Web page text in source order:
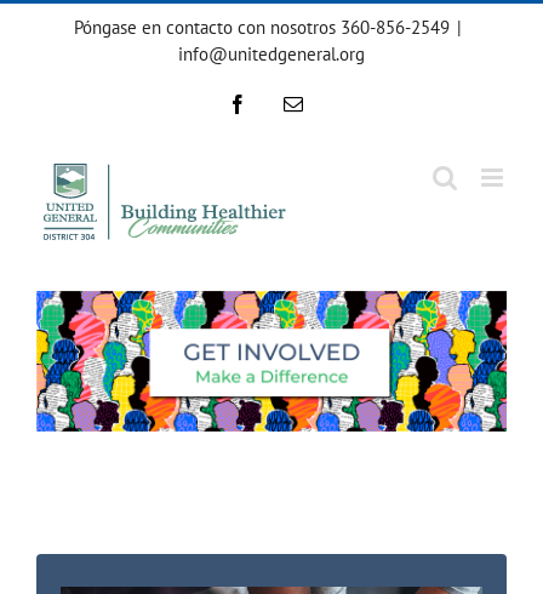
Póngase en contacto con nosotros 360-856-2549 |
info@unitedgeneral.org
FacebookCorreo